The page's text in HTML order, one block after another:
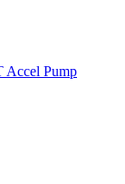
Accel Pump